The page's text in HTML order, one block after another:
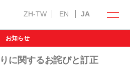
オンラインショップ
お知らせ
に関するお詫びと訂正
ZH-TW EN JA